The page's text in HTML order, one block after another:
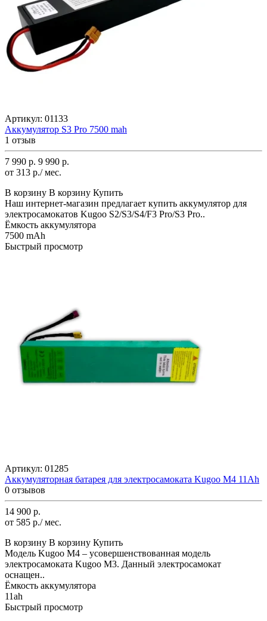
Артикул: 01133
Аккумулятор S3 Pro 7500 mah
1 отзыв
7 990 р. 9 990 р.
от 313 р./ мес.
В корзину В корзину Купить
Наш интернет-магазин предлагает купить аккумулятор для
электросамокатов Kugoo S2/S3/S4/F3 Pro/S3 Pro..
Ёмкость аккумулятора
7500 mAh
Быстрый просмотр
Артикул: 01285
Аккумуляторная батарея для электросамоката Kugoo M4 11Ah
0 отзывов
14 900 р.
от 585 р./ мес.
В корзину В корзину Купить
Модель Kugoo M4 – усовершенствованная модель
электросамоката Kugoo M3. Данный электросамокат
оснащен..
Ёмкость аккумулятора
11ah
Быстрый просмотр